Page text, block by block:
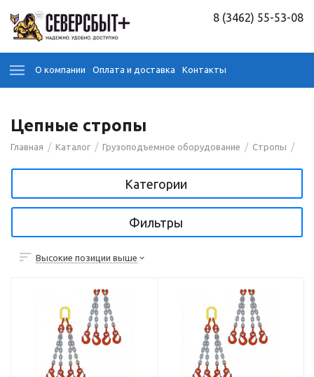
8 (3462) 55-53-08
О компании Оплата и доставка Контакты
Цепные стропы
Главная / Каталог / Грузоподъемное оборудование / Стропы /
Категории
Фильтры
Высокие позиции выше